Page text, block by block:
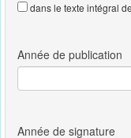
dans le texte intégral